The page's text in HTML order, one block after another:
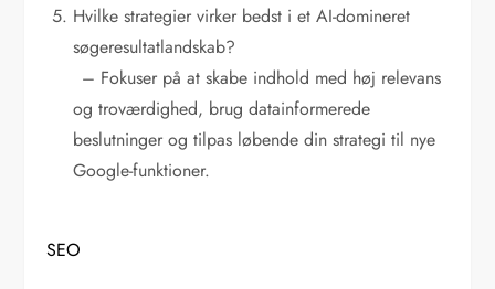
Hvilke strategier virker bedst i et AI-domineret
søgeresultatlandskab?
– Fokuser på at skabe indhold med høj relevans
og troværdighed, brug datainformerede
beslutninger og tilpas løbende din strategi til nye
Google-funktioner.
SEO